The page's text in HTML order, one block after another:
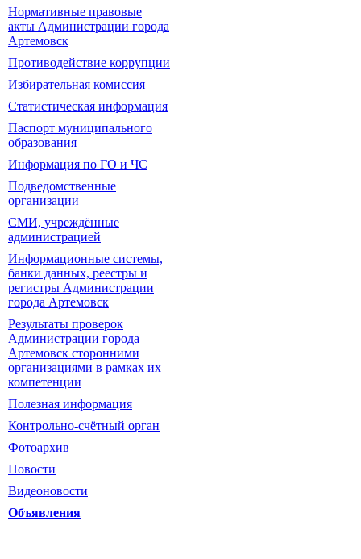
Нормативные правовые
акты Администрации города
Артемовск
Противодействие коррупции
Избирательная комиссия
Статистическая информация
Паспорт муниципального
образования
Информация по ГО и ЧС
Подведомственные
организации
СМИ, учреждённые
администрацией
Информационные системы,
банки данных, реестры и
регистры Администрации
города Артемовск
Результаты проверок
Администрации города
Артемовск сторонними
организациями в рамках их
компетенции
Полезная информация
Контрольно-счётный орган
Фотоархив
Новости
Видеоновости
Объявления